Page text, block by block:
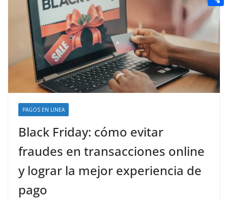
PAGOS EN LINEA
Black Friday: cómo evitar
fraudes en transacciones online
y lograr la mejor experiencia de
pago
n
g
r
e
e
e
s
t
a
i
e
d
i
t
C
m
p
a
r